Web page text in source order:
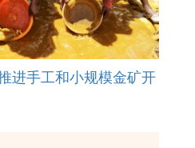
进手工和小规模金矿开